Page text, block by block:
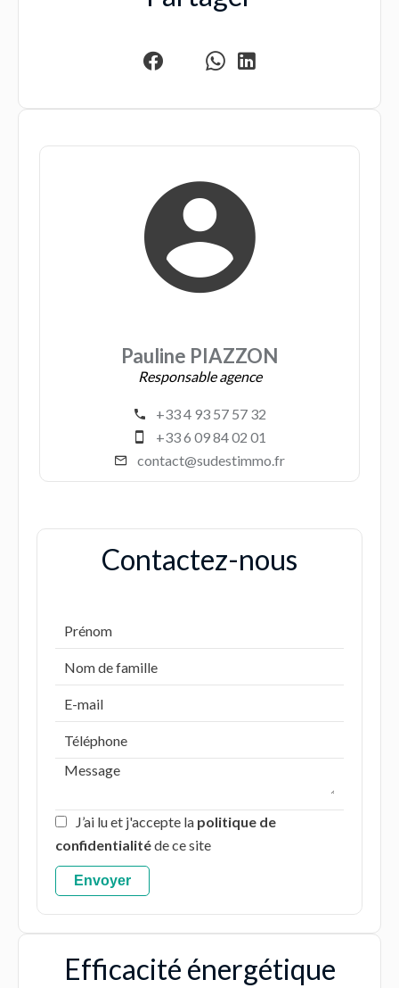
Pauline PIAZZON
Responsable agence
+33 4 93 57 57 32
+33 6 09 84 02 01
contact@sudestimmo.fr
Contactez-nous
J’ai lu et j'accepte la politique de
confidentialitéde ce site
Envoyer
Efficacité énergétique